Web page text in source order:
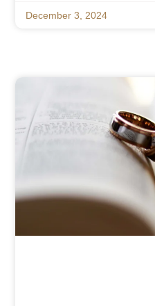
December 3, 2024